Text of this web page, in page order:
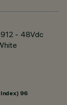
- 48Vdc
96